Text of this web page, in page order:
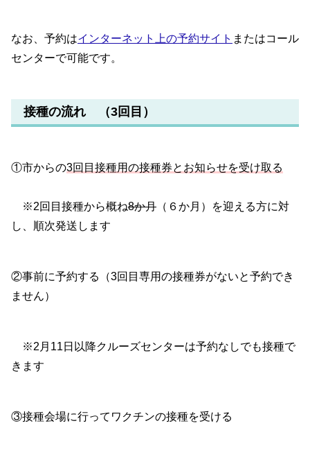
なお、予約はインターネット上の予約サイト またはコール
センターで可能です。
接種の流れ （3回目）
①市からの3回目接種用の接種券とお知らせを受け取る
※2回目接種から概ね8か月 （６か月）を迎える方に対
し、順次発送します
②事前に予約する（3回目専用の接種券がないと予約でき
ません）
※2月11日以降クルーズセンターは予約なしでも接種で
きます
③接種会場に行ってワクチンの接種を受ける